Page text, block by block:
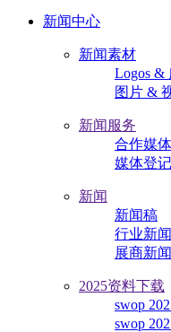
新闻中心
新闻素材
Logos &
图片 &
新闻服务
合作媒体
媒体登记
新闻
新闻稿
行业新闻
展商新闻
2025资料下载
swop
swop